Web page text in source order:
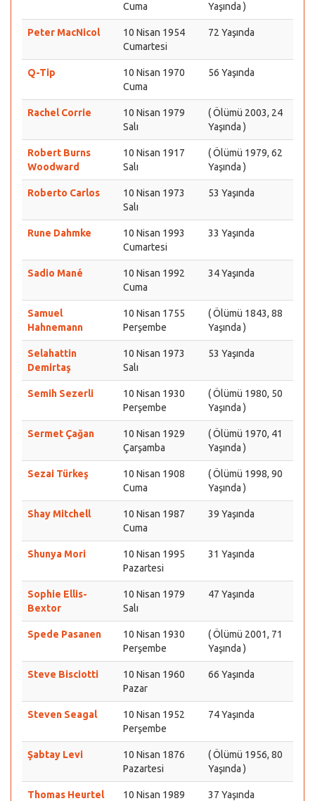
Cuma
Yaşında )
Peter MacNicol
10 Nisan 1954
Cumartesi
72 Yaşında
Q-Tip
10 Nisan 1970
Cuma
56 Yaşında
Rachel Corrie
10 Nisan 1979
Salı
( Ölümü 2003, 24
Yaşında )
Robert Burns
Woodward
10 Nisan 1917
Salı
( Ölümü 1979, 62
Yaşında )
Roberto Carlos
10 Nisan 1973
Salı
53 Yaşında
Rune Dahmke
10 Nisan 1993
Cumartesi
33 Yaşında
Sadio Mané
10 Nisan 1992
Cuma
34 Yaşında
Samuel
Hahnemann
10 Nisan 1755
Perşembe
( Ölümü 1843, 88
Yaşında )
Selahattin
Demirtaş
10 Nisan 1973
Salı
53 Yaşında
Semih Sezerli
10 Nisan 1930
Perşembe
( Ölümü 1980, 50
Yaşında )
Sermet Çağan
10 Nisan 1929
Çarşamba
( Ölümü 1970, 41
Yaşında )
Sezai Türkeş
10 Nisan 1908
Cuma
( Ölümü 1998, 90
Yaşında )
Shay Mitchell
10 Nisan 1987
Cuma
39 Yaşında
Shunya Mori
10 Nisan 1995
Pazartesi
31 Yaşında
Sophie Ellis-
Bextor
10 Nisan 1979
Salı
47 Yaşında
Spede Pasanen
10 Nisan 1930
Perşembe
( Ölümü 2001, 71
Yaşında )
Steve Bisciotti
10 Nisan 1960
Pazar
66 Yaşında
Steven Seagal
10 Nisan 1952
Perşembe
74 Yaşında
Şabtay Levi
10 Nisan 1876
Pazartesi
( Ölümü 1956, 80
Yaşında )
Thomas Heurtel
10 Nisan 1989
37 Yaşında